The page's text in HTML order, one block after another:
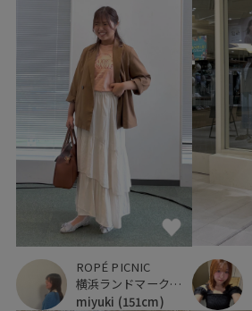
ROPÉ PICNIC
横浜ランドマークタワー
miyuki (151cm)